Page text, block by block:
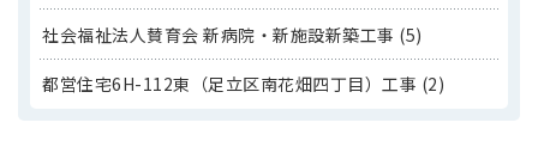
社会福祉法人賛育会 新病院・新施設新築工事 (5)
都営住宅6H-112東（足立区南花畑四丁目）工事 (2)